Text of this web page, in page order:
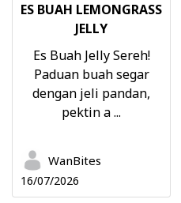
ES BUAH LEMONGRASS
JELLY
Es Buah Jelly Sereh!
Paduan buah segar
dengan jeli pandan,
pektin a ...
WanBites
16/07/2026